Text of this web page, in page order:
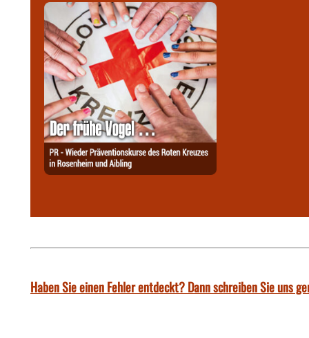
Haben Sie einen Fehler entdeckt? Dann schreiben Sie uns